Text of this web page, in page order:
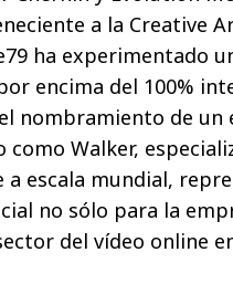
a la Creative
ha experimentado
encima del 100%
nombramiento de un
como Walker,
a escala mundial,
no sólo para la
del vídeo online